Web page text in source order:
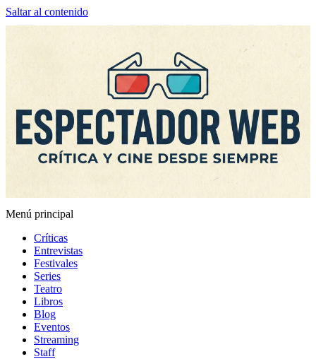
Saltar al contenido
Espectador Web
Menú principal
Críticas
Entrevistas
Festivales
Series
Teatro
Libros
Blog
Eventos
Streaming
Staff